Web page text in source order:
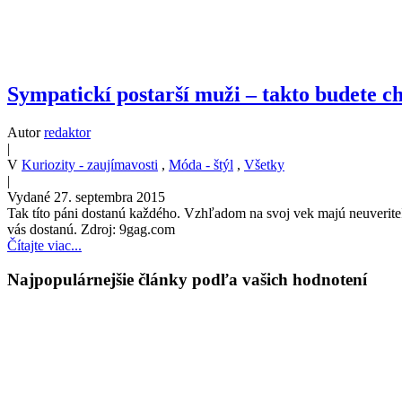
Sympatickí postarší muži – takto budete
Autorredaktor
|
V Kuriozity - zaujímavosti , Móda - štýl , Všetky
|
Vydané 27. septembra 2015
Tak títo páni dostanú každého. Vzhľadom na svoj vek majú
vás dostanú. Zdroj: 9gag.com
Čítajte viac...
Najpopulárnejšie články podľa vašich hodnotení